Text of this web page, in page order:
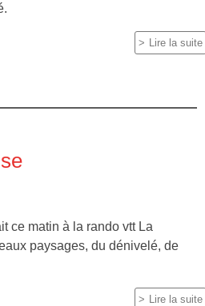
Lire la suite
ce matin à la rando vtt La
paysages, du dénivelé, de
Lire la suite